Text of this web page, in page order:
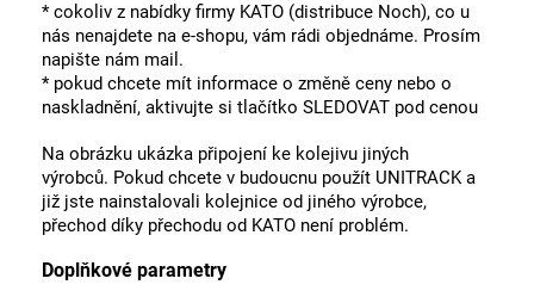
* cokoliv z nabídky firmy KATO (distribuce Noch), co u
nás nenajdete na e-shopu, vám rádi objednáme. Prosím
napište nám mail.
* pokud chcete mít informace o změně ceny nebo o
naskladnění, aktivujte si tlačítko SLEDOVAT pod cenou
Na obrázku ukázka připojení ke kolejivu jiných
výrobců. Pokud chcete v budoucnu použít UNITRACK a
již jste nainstalovali kolejnice od jiného výrobce,
přechod díky přechodu od KATO není problém.
Doplňkové parametry